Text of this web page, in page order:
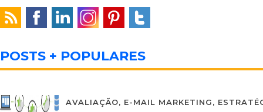
POSTS + POPULARES
AVALIAÇÃO, E-MAIL MARKETING,